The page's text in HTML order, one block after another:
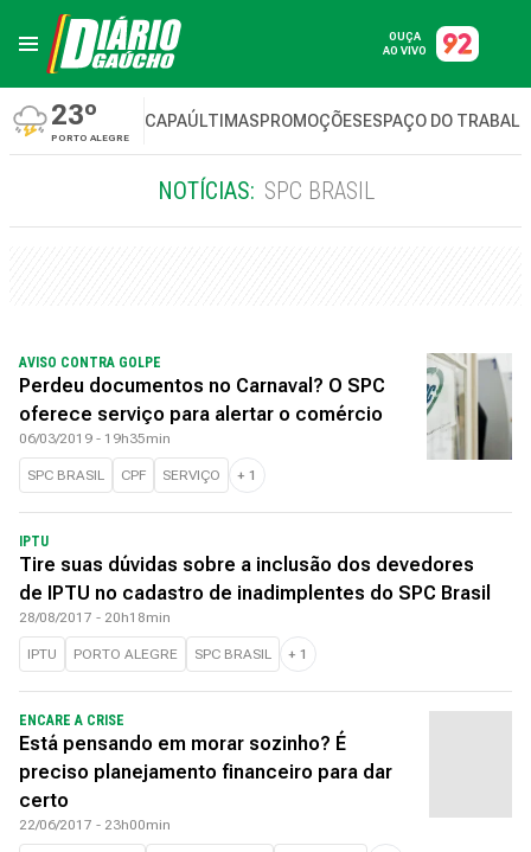
OUÇA
AO VIVO
23º
PORTO ALEGRE
CAPAÚLTIMASPROMOÇÕESESPAÇO DO
NOTÍCIAS: SPC BRASIL
AVISO CONTRA GOLPE
Perdeu documentos no Carnaval? O SPC
oferece serviço para alertar o comércio
06/03/2019 - 19h35min
SPC BRASIL CPF SERVIÇO + 1
IPTU
Tire suas dúvidas sobre a inclusão dos devedores
de IPTU no cadastro de inadimplentes do SPC Brasil
28/08/2017 - 20h18min
IPTU PORTO ALEGRE SPC BRASIL + 1
ENCARE A CRISE
Está pensando em morar sozinho? É
preciso planejamento financeiro para dar
certo
22/06/2017 - 23h00min